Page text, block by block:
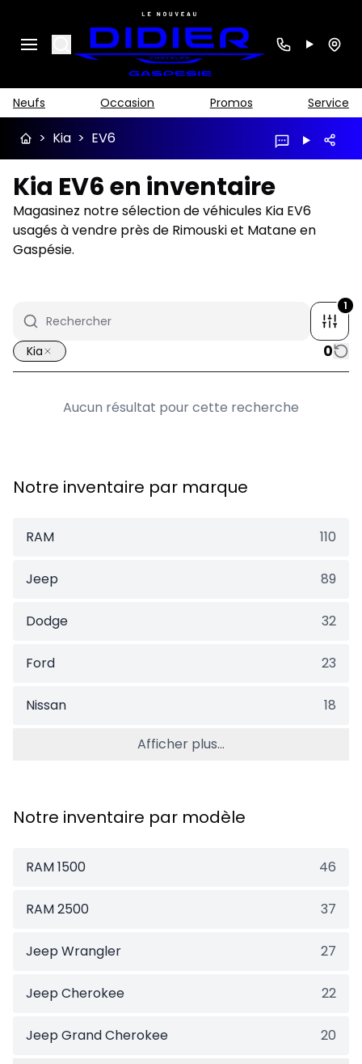
Search
Neufs Occasion Promos Service
> Kia > EV6
Kia EV6 en inventaire
Magasinez notre sélection de véhicules Kia EV6
usagés à vendre près de Rimouski et Matane en
Gaspésie.
1
Kia 0
Aucun résultat pour cette recherche
Notre inventaire par marque
RAM 110
Jeep 89
Dodge 32
Ford 23
Nissan 18
Afficher plus...
Notre inventaire par modèle
RAM 1500 46
RAM 2500 37
Jeep Wrangler 27
Jeep Cherokee 22
Jeep Grand Cherokee 20